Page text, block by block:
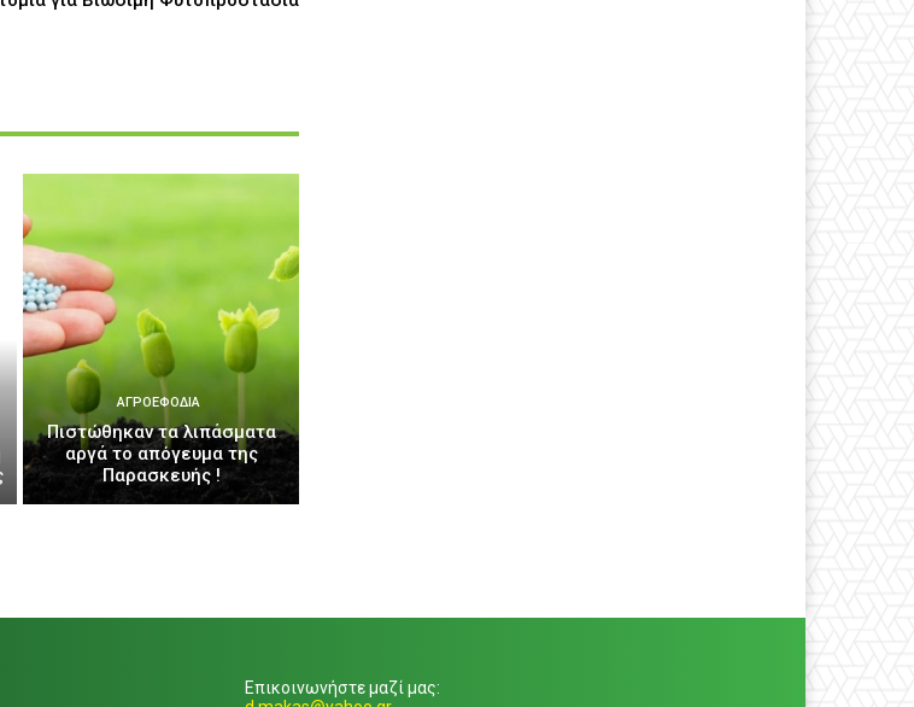
ΑΓΡΟΕΦΌΔΙΑ
Πιστώθηκαν τα λιπάσματα
αργά το απόγευμα της
Παρασκευής !
Επικοινωνήστε μαζί μας: